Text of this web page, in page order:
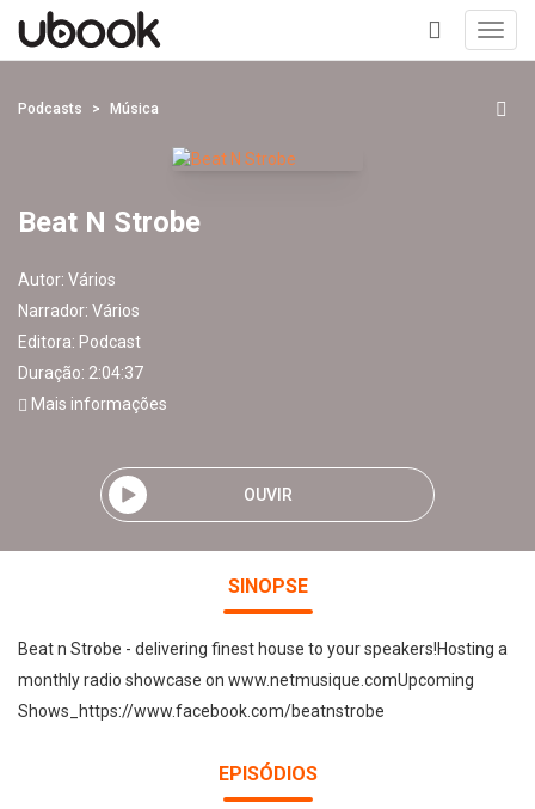
+
Podcasts Música
Beat N Strobe
Autor: Vários
Narrador: Vários
Editora: Podcast
Duração: 2:04:37
Mais informações
OUVIR
SINOPSE
Beat n Strobe - delivering finest house to your speakers!Hosting a
monthly radio showcase on www.netmusique.comUpcoming
Shows_https://www.facebook.com/beatnstrobe
EPISÓDIOS